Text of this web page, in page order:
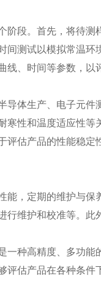
段。首先，将待测
测试以模拟常温环
、时间等参数，以
体生产、电子元件
性和温度适应性等
估产品的性能稳定
，定期的维护与保
行维护和校准等。
高精度、多功能
估产品在各种条件